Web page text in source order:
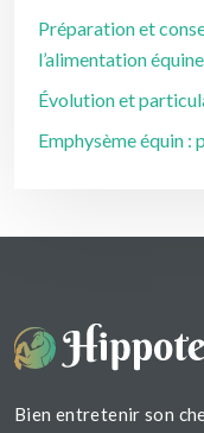
Préparation et
l’alimentation équine
Évolution et
Emphysème équin
Bien entretenir son